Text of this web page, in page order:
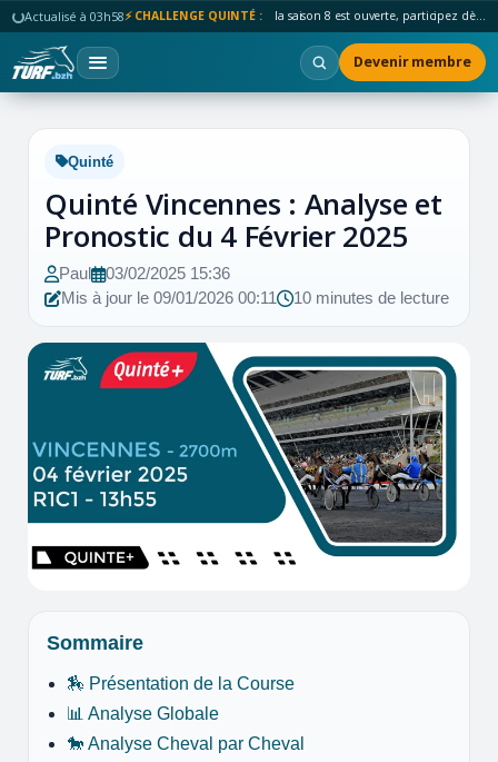
Actualisé à 03h58⚡ CHALLENGE QUINTÉ : la saison 8 est ouverte, participez dès maintenant !
Devenir membre
Quinté
Quinté Vincennes : Analyse et
Pronostic du 4 Février 2025
Paul
03/02/2025 15:36
Mis à jour le 09/01/2026 00:11
10 minutes de lecture
Sommaire
🏇 Présentation de la Course
📊 Analyse Globale
🐎 Analyse Cheval par Cheval